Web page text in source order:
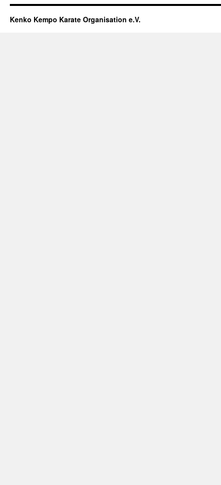
Kenko Kempo Karate Organisation e.V.